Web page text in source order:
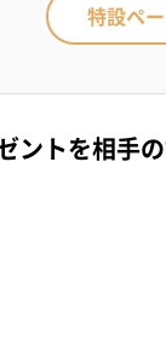
特設ペ
ントを相手